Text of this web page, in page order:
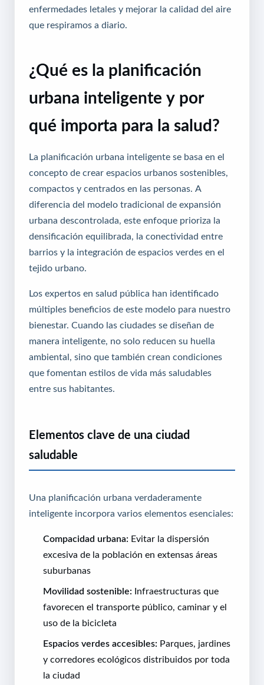
enfermedades letales y mejorar la calidad del aire
que respiramos a diario.
¿Qué es la planificación
urbana inteligente y por
qué importa para la salud?
La planificación urbana inteligente se basa en el
concepto de crear espacios urbanos sostenibles,
compactos y centrados en las personas. A
diferencia del modelo tradicional de expansión
urbana descontrolada, este enfoque prioriza la
densificación equilibrada, la conectividad entre
barrios y la integración de espacios verdes en el
tejido urbano.
Los expertos en salud pública han identificado
múltiples beneficios de este modelo para nuestro
bienestar. Cuando las ciudades se diseñan de
manera inteligente, no solo reducen su huella
ambiental, sino que también crean condiciones
que fomentan estilos de vida más saludables
entre sus habitantes.
Elementos clave de una ciudad
saludable
Una planificación urbana verdaderamente
inteligente incorpora varios elementos esenciales:
Compacidad urbana: Evitar la dispersión
excesiva de la población en extensas áreas
suburbanas
Movilidad sostenible: Infraestructuras que
favorecen el transporte público, caminar y el
uso de la bicicleta
Espacios verdes accesibles: Parques, jardines
y corredores ecológicos distribuidos por toda
la ciudad